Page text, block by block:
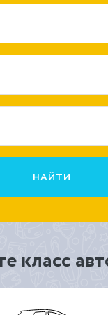
НАЙТИ
класс